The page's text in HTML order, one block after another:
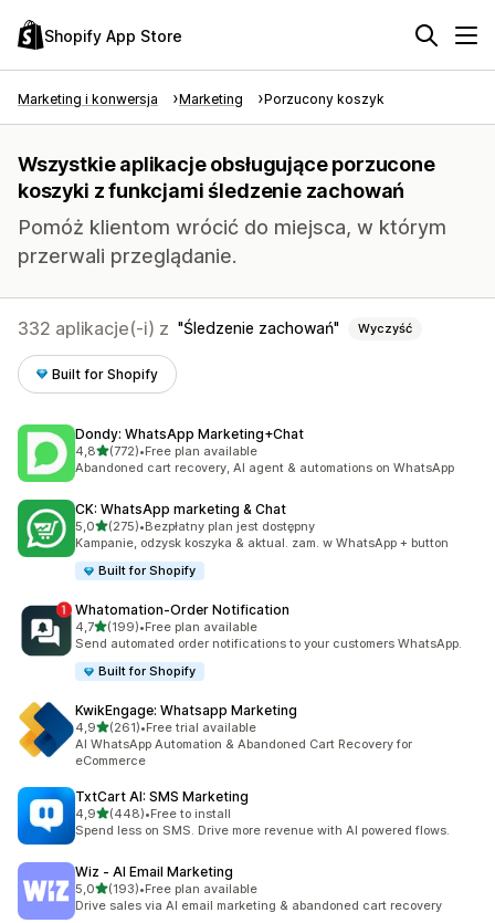
Shopify App Store
Marketing i konwersja Marketing Porzucony koszyk
Wszystkie aplikacje obsługujące porzucone
koszyki z funkcjami śledzenie zachowań
Pomóż klientom wrócić do miejsca, w którym
przerwali przeglądanie.
332 aplikacje(-i) z Śledzenie zachowań Wyczyść
Built for Shopify
Dondy: WhatsApp Marketing+Chat
4,8na 5 gwiazdek
(772)
Łączna liczba recenzji: 772
•Free plan available
Abandoned cart recovery, AI agent & automations on WhatsApp
CK: WhatsApp marketing & Chat
5,0na 5 gwiazdek
(275)
Łączna liczba recenzji: 275
•Bezpłatny plan jest dostępny
Kampanie, odzysk koszyka & aktual. zam. w WhatsApp + button
Built for Shopify
Whatomation‑Order Notification
4,7na 5 gwiazdek
(199)
Łączna liczba recenzji: 199
•Free plan available
Send automated order notifications to your customers WhatsApp.
Built for Shopify
KwikEngage: Whatsapp Marketing
4,9na 5 gwiazdek
(261)
Łączna liczba recenzji: 261
•Free trial available
AI WhatsApp Automation & Abandoned Cart Recovery for
eCommerce
TxtCart AI: SMS Marketing
4,9na 5 gwiazdek
(448)
Łączna liczba recenzji: 448
•Free to install
Spend less on SMS. Drive more revenue with AI powered flows.
Wiz ‑ AI Email Marketing
5,0na 5 gwiazdek
(193)
Łączna liczba recenzji: 193
•Free plan available
Drive sales via AI email marketing & abandoned cart recovery